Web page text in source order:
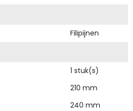
Filipijnen
1 stuk(s)
210 mm
240 mm